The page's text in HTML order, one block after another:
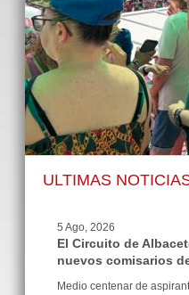
ULTIMAS
5 Ago, 2026
El Circuito de
nuevos comisarios
Medio centenar de